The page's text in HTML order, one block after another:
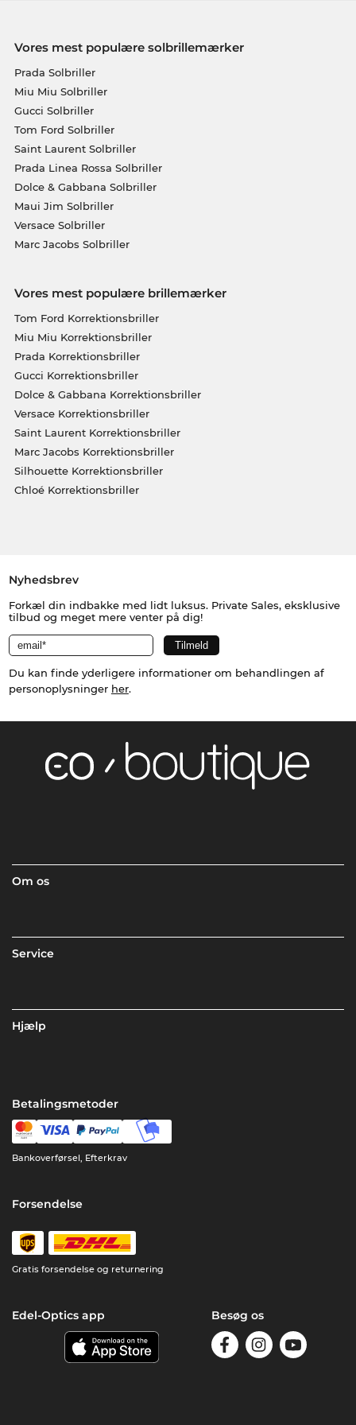
Vores mest populære solbrillemærker
Prada Solbriller
Miu Miu Solbriller
Gucci Solbriller
Tom Ford Solbriller
Saint Laurent Solbriller
Prada Linea Rossa Solbriller
Dolce & Gabbana Solbriller
Maui Jim Solbriller
Versace Solbriller
Marc Jacobs Solbriller
Vores mest populære brillemærker
Tom Ford Korrektionsbriller
Miu Miu Korrektionsbriller
Prada Korrektionsbriller
Gucci Korrektionsbriller
Dolce & Gabbana Korrektionsbriller
Versace Korrektionsbriller
Saint Laurent Korrektionsbriller
Marc Jacobs Korrektionsbriller
Silhouette Korrektionsbriller
Chloé Korrektionsbriller
Nyhedsbrev
Forkæl din indbakke med lidt luksus. Private Sales, eksklusive
tilbud og meget mere venter på dig!
Du kan finde yderligere informationer om behandlingen af
personoplysninger her.
Om os
Service
Hjælp
Betalingsmetoder
Bankoverførsel, Efterkrav
Forsendelse
Gratis forsendelse og returnering
Edel-Optics app Besøg os